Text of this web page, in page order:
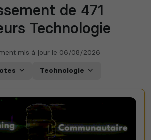
de 471
Technologie
mis à jour le 06/08/2026
Technologie